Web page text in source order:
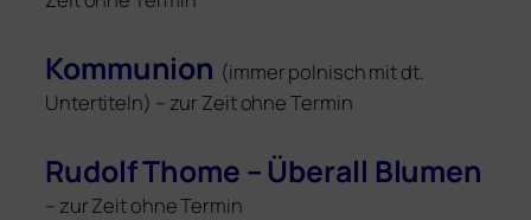
Kommunion (immer pol­nisch mit dt.
Untertiteln) – zur Zeit ohne Termin
Rudolf Thome – Überall Blumen
– zur Zeit ohne Termin